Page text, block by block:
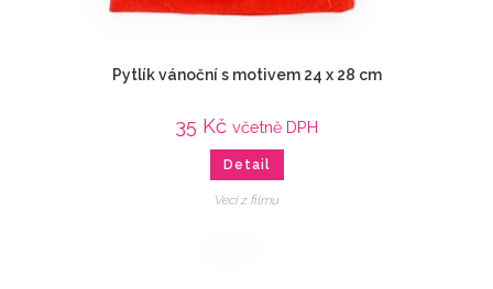
Pytlík vánoční s motivem 24 x 28 cm
35 Kč včetně DPH
Detail
Veci z filmu